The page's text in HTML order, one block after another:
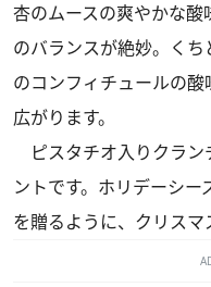
杏のムースの爽やかな酸
のバランスが絶妙。く
のコンフィチュールの
広がります。
ピスタチオ入りクラン
ントです。ホリデーシ
を贈るように、クリスマ